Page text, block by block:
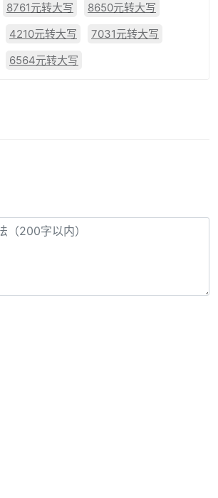
8761元转大写
8650元转大写
4210元转大写
7031元转大写
6564元转大写